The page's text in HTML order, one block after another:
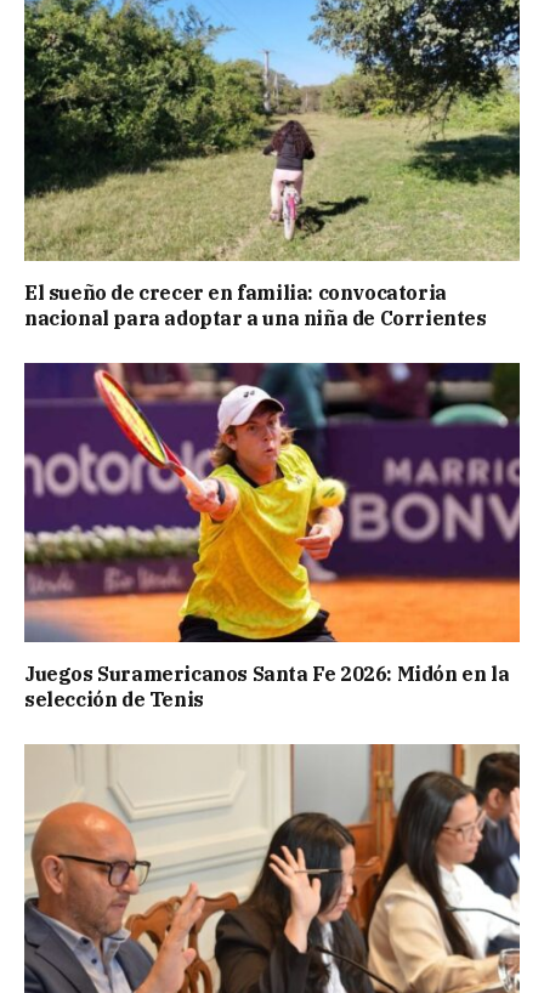
El sueño de crecer en familia: convocatoria
nacional para adoptar a una niña de Corrientes
Juegos Suramericanos Santa Fe 2026: Midón en la
selección de Tenis